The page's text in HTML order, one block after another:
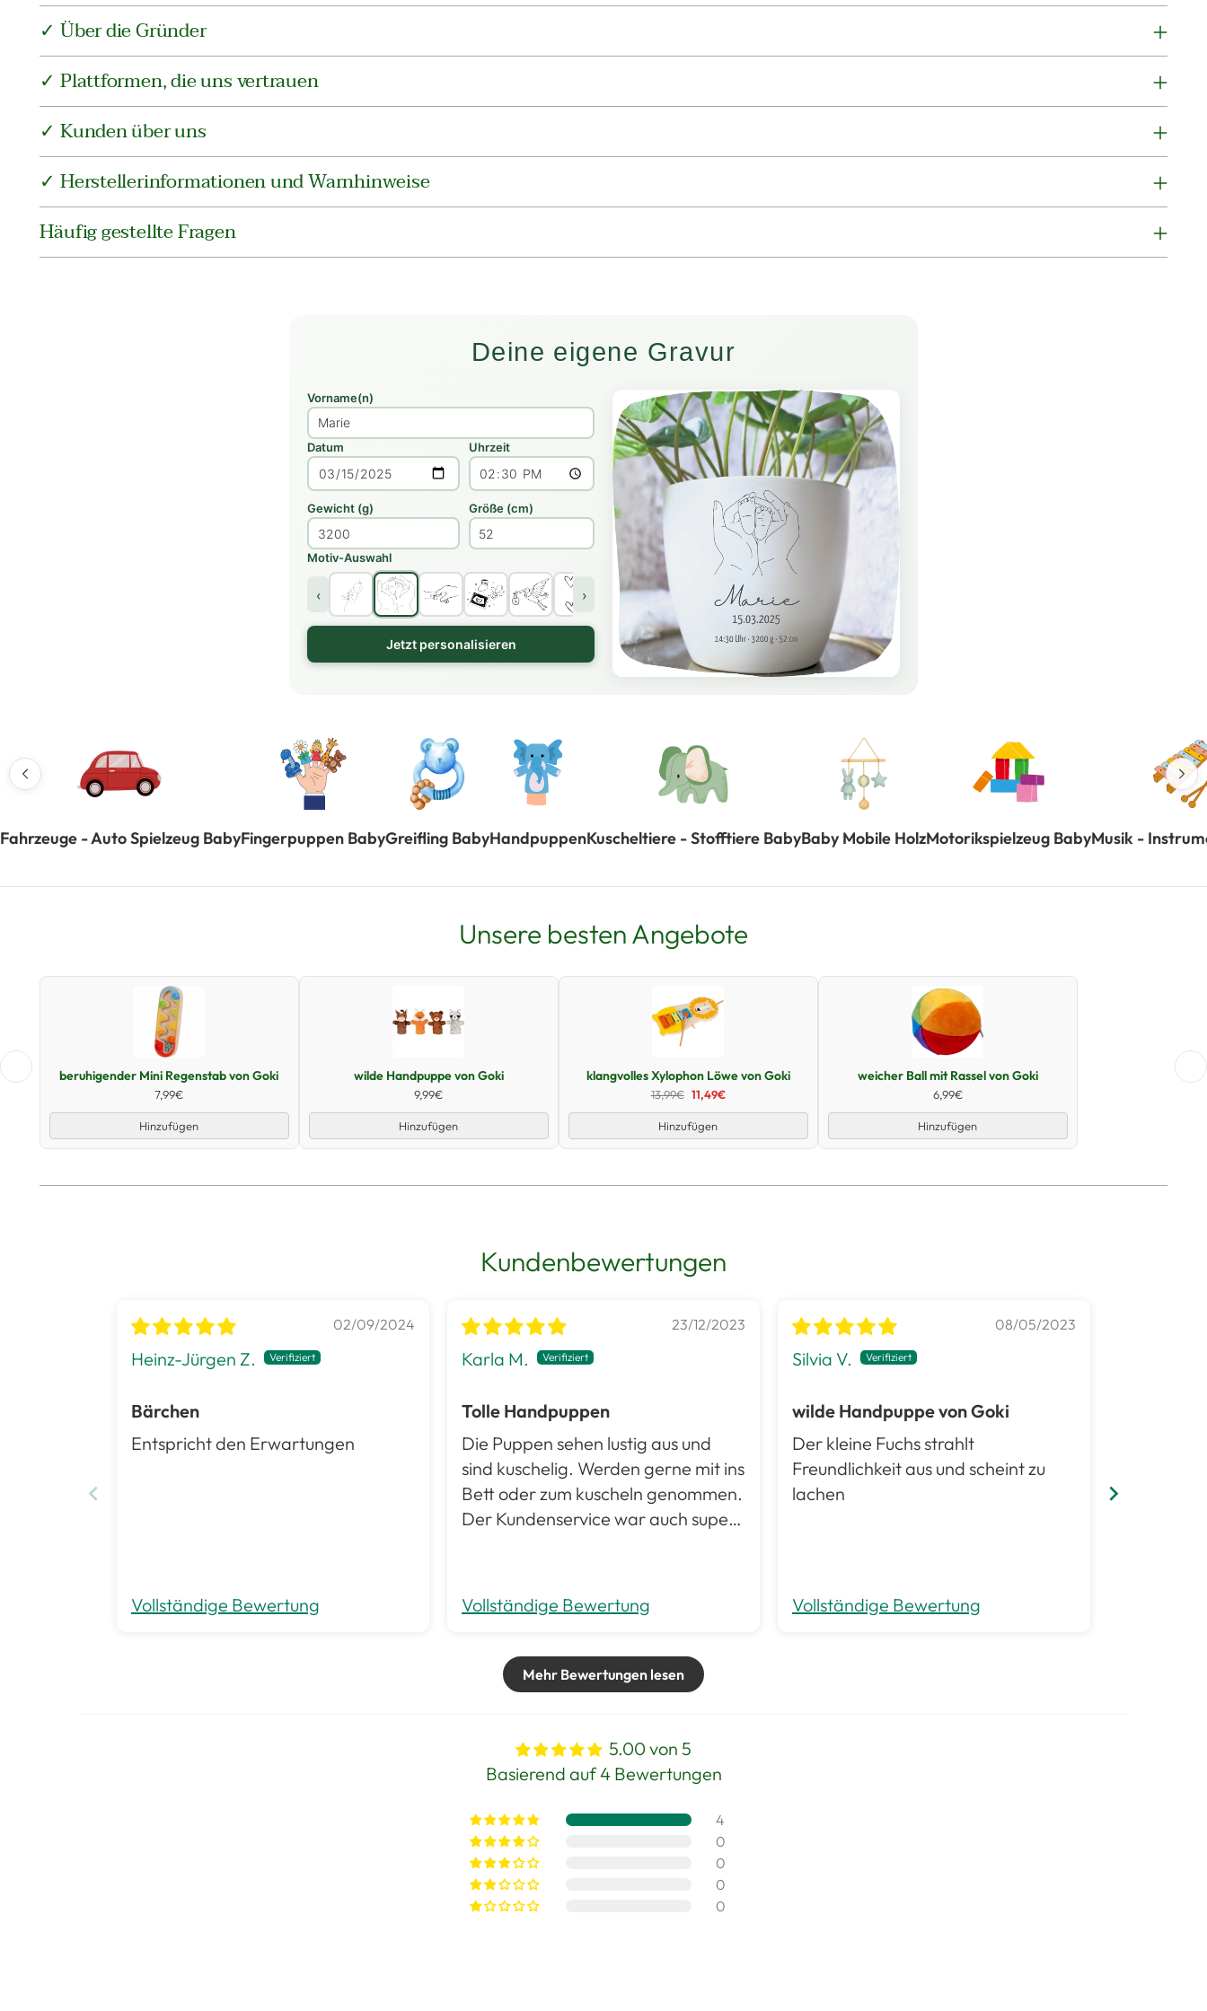
✓ Über die Gründer
✓ Plattformen, die uns vertrauen
✓ Kunden über uns
✓ Herstellerinformationen und Warnhinweise
Häufig gestellte Fragen
Deine eigene Gravur
Vorname(n)
Datum Uhrzeit
Gewicht (g) Größe (cm)
Motiv-Auswahl
‹ ›
Jetzt personalisieren
Fahrzeuge - Auto Spielzeug BabyFingerpuppen BabyGreifling BabyHandpuppenKuscheltiere - Stofftiere BabyBaby Mobile HolzMotorikspielzeug BabyMusik -
Unsere besten Angebote
Schnellansicht
beruhigender Mini Regenstab von Goki
7,99€
Hinzufügen
wilde Handpuppe von Goki
9,99€
Hinzufügen
klangvolles Xylophon Löwe von Goki
13,99€ 11,49€
Hinzufügen
Schnellansicht
weicher Ball mit Rassel von Goki
6,99€
Hinzufügen
Kundenbewertungen
02/09/2024
Heinz-Jürgen Z.
Bärchen
Entspricht den Erwartungen
Vollständige Bewertung
23/12/2023
Karla M.
Tolle Handpuppen
Die Puppen sehen lustig aus und
sind kuschelig. Werden gerne mit ins
Bett oder zum kuscheln genommen.
Der Kundenservice war auch super.
Vollständige Bewertung
08/05/2023
Silvia V.
wilde Handpuppe von Goki
Der kleine Fuchs strahlt
Freundlichkeit aus und scheint zu
lachen
Vollständige Bewertung
Mehr Bewertungen lesen
5.00 von 5
Basierend auf 4 Bewertungen
4
0
0
0
0